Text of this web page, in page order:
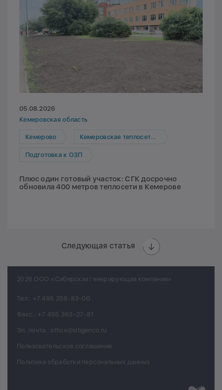
05.08.2026
Кемеровская область
Кемерово Кемеровская теплосетевая компания
Подготовка к ОЗП
Плюс один готовый участок: СГК досрочно
обновила 400 метров теплосети в Кемерове
Следующая статья
2026 ООО «Сибирская генерирующая компания»
Тел.: +7 495 258-83-00
Факс.: +7 495 363-27-81
Эл. почта.: office@sibgenco.ru
Пользовательское соглашение
Политика обработки персональных данных